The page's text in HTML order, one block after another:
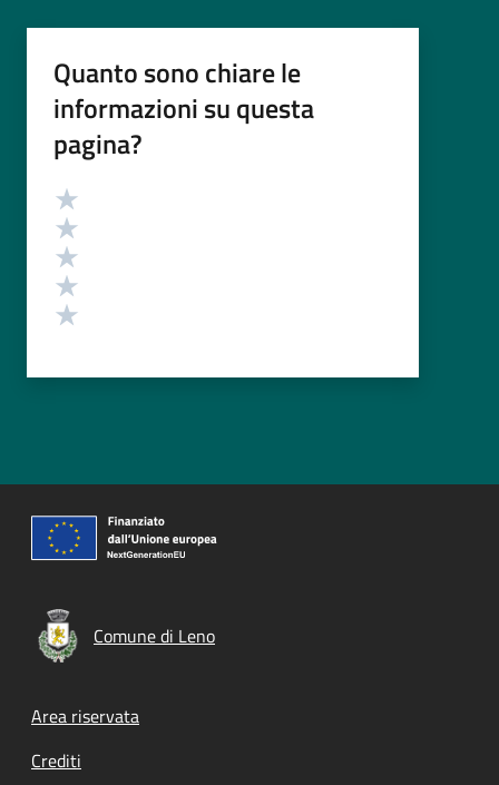
Quanto sono chiare le
informazioni su questa
pagina?
Valutazione
Comune di Leno
Footer menu
Area riservata
Crediti